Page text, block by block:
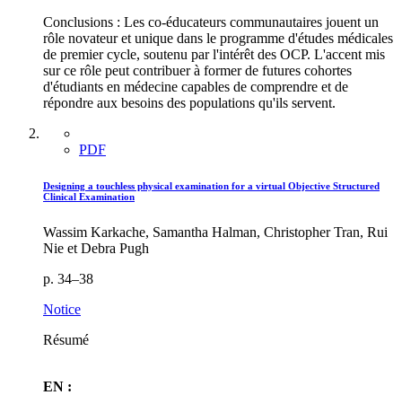
Conclusions : Les co-éducateurs communautaires jouent un
rôle novateur et unique dans le programme d'études médicales
de premier cycle, soutenu par l'intérêt des OCP. L'accent mis
sur ce rôle peut contribuer à former de futures cohortes
d'étudiants en médecine capables de comprendre et de
répondre aux besoins des populations qu'ils servent.
PDF
Designing a touchless physical examination for a virtual Objective Structured
Clinical Examination
Wassim Karkache, Samantha Halman, Christopher Tran, Rui
Nie et Debra Pugh
p. 34–38
Notice
Résumé
EN :